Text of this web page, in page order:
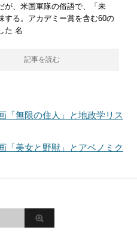
が、米国軍隊の俗語で、「未
する。アカデミー賞を含む60の
た 名
記事を読む
「無限の住人」と地政学リス
「美女と野獣」とアベノミク